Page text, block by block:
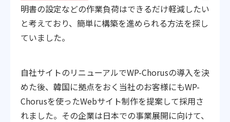
明書の設定などの作業負荷はできるだけ軽減したい
と考えており、簡単に構築を進められる方法を探し
ていました。
自社サイトのリニューアルでWP-Chorusの導入を決
めた後、韓国に拠点をおく当社のお客様にもWP-
Chorusを使ったWebサイト制作を提案して採用さ
れました。その企業は日本での事業展開に向けて、